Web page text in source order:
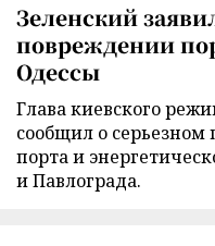
Зеленский
повреждении
Одессы
Глава киевского
сообщил о серьезном
порта и
и Павлограда.